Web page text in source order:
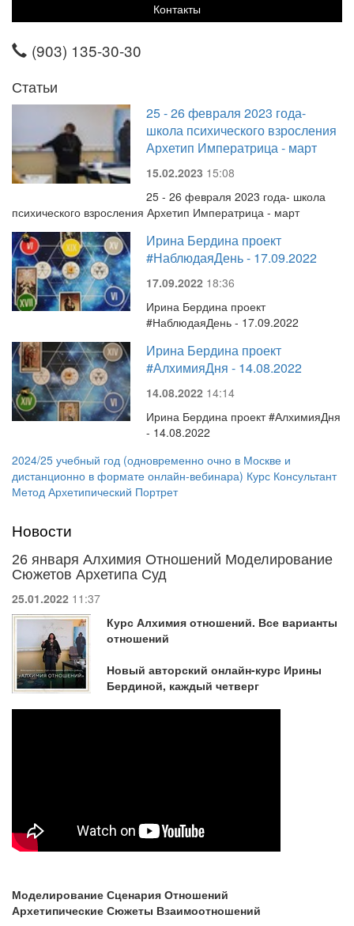
Контакты
(903) 135-30-30
Статьи
25 - 26 февраля 2023 года-
школа психического взросления
Архетип Императрица - март
15.02.2023 15:08
25 - 26 февраля 2023 года- школа
психического взросления Архетип Императрица - март
Ирина Бердина проект
#НаблюдаяДень - 17.09.2022
17.09.2022 18:36
Ирина Бердина проект
#НаблюдаяДень - 17.09.2022
Ирина Бердина проект
#АлхимияДня - 14.08.2022
14.08.2022 14:14
Ирина Бердина проект #АлхимияДня
- 14.08.2022
2024/25 учебный год (одновременно очно в Москве и
дистанционно в формате онлайн-вебинара) Курс Консультант
Метод Архетипический Портрет
Новости
26 января Алхимия Отношений Моделирование
Сюжетов Архетипа Суд
25.01.2022 11:37
Курс Алхимия отношений. Все варианты
отношений
Новый авторский онлайн-курс Ирины
Бердиной, каждый четверг
Моделирование Сценария Отношений
Архетипические Сюжеты Взаимоотношений